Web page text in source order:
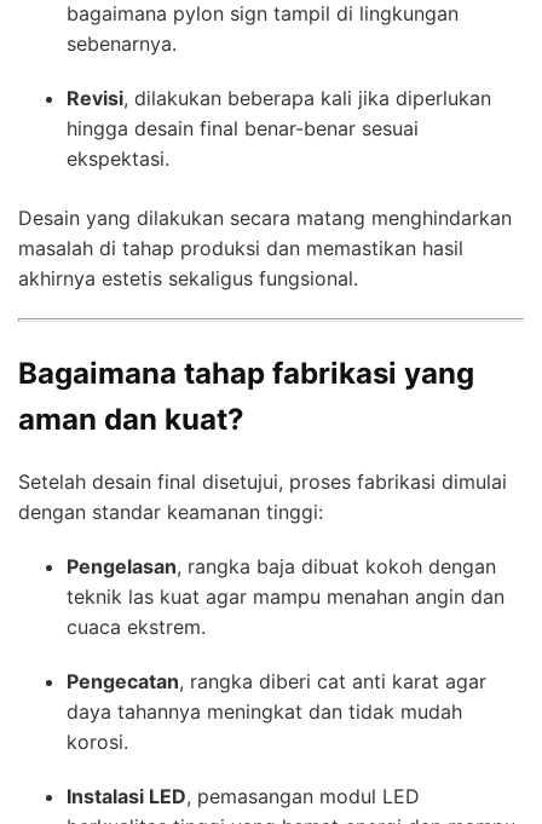
bagaimana pylon sign tampil di lingkungan
sebenarnya.
Revisi, dilakukan beberapa kali jika diperlukan
hingga desain final benar-benar sesuai
ekspektasi.
Desain yang dilakukan secara matang menghindarkan
masalah di tahap produksi dan memastikan hasil
akhirnya estetis sekaligus fungsional.
Bagaimana tahap fabrikasi yang
aman dan kuat?
Setelah desain final disetujui, proses fabrikasi dimulai
dengan standar keamanan tinggi:
Pengelasan, rangka baja dibuat kokoh dengan
teknik las kuat agar mampu menahan angin dan
cuaca ekstrem.
Pengecatan, rangka diberi cat anti karat agar
daya tahannya meningkat dan tidak mudah
korosi.
Instalasi LED, pemasangan modul LED